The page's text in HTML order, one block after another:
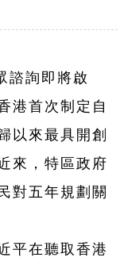
諮詢即將啟
港首次制定自
以來最具開創
來，特區政府
對五年規劃關
平在聽取香港